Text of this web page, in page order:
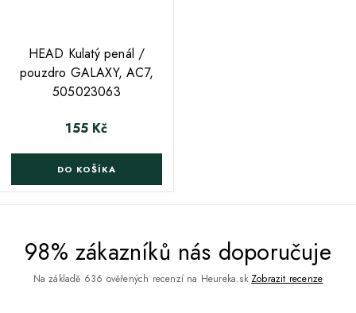
HEAD Kulatý penál /
pouzdro GALAXY, AC7,
505023063
Cena
155 Kč
DO KOŠÍKA
98% zákazníků nás doporučuje
Na základě 636 ověřených recenzí na Heureka.sk Zobrazit recenze